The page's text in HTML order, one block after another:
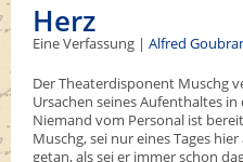
Herz
Eine Verfassung | Alfred
Der Theaterdisponent Muschg
Ursachen seines Aufenthaltes
Niemand vom Personal ist
Muschg, sei nur eines Tages
getan, als sei er immer schon